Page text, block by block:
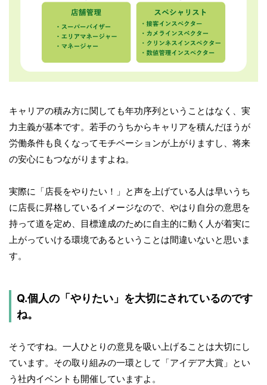
キャリアの積み方に関しても年功序列ということはなく、実
力主義が基本です。若手のうちからキャリアを積んだほうが
労働条件も良くなってモチベーションが上がりますし、将来
の安心にもつながりますよね。
実際に「店長をやりたい！」と声を上げている人は早いうち
に店長に昇格しているイメージなので、やはり自分の意思を
持って道を定め、目標達成のために自主的に動く人が着実に
上がっていける環境であるということは間違いないと思いま
す。
Q.個人の「やりたい」を大切にされているのです
ね。
そうですね。一人ひとりの意見を吸い上げることは大切にし
ています。その取り組みの一環として「アイデア大賞」とい
う社内イベントも開催していますよ。